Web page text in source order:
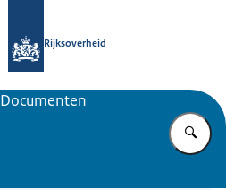
Rijksoverheid
Documenten